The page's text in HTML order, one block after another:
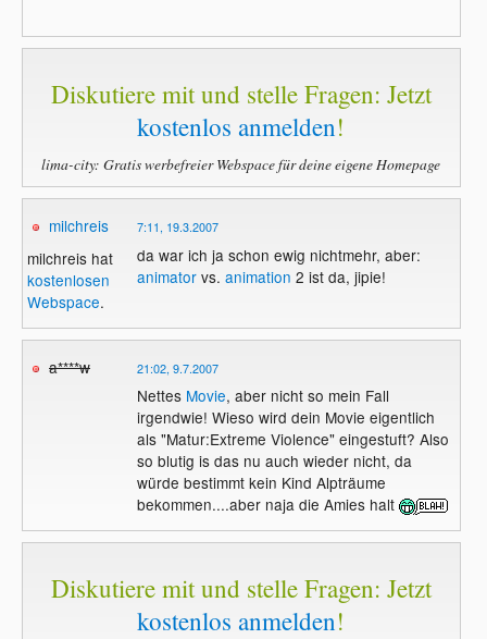
Diskutiere mit und stelle Fragen: Jetzt
kostenlos anmelden!
lima-city: Gratis werbefreier Webspace für deine eigene Homepage
milchreis
milchreis hat
kostenlosen
Webspace.
7:11, 19.3.2007
da war ich ja schon ewig nichtmehr, aber:
animatorvs. animation 2 ist da, jipie!
a****w 21:02, 9.7.2007
Nettes Movie, aber nicht so mein Fall
irgendwie! Wieso wird dein Movie eigentlich
als "Matur:Extreme Violence" eingestuft? Also
so blutig is das nu auch wieder nicht, da
würde bestimmt kein Kind Alpträume
bekommen....aber naja die Amies halt
Diskutiere mit und stelle Fragen: Jetzt
kostenlos anmelden!